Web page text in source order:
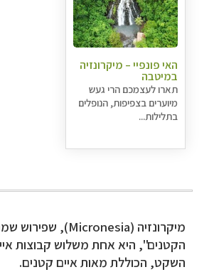
האי פונפיי – מיקרונזיה
במיטבה
תארו לעצמכם הרי געש
מיוערים בצפיפות, הנופלים
בתלילות...
מיקרונזיה (Micronesia), שפירוש
הקטנים", היא אחת משלוש קבוצות
השקט, הכוללת מאות איים קטנים.